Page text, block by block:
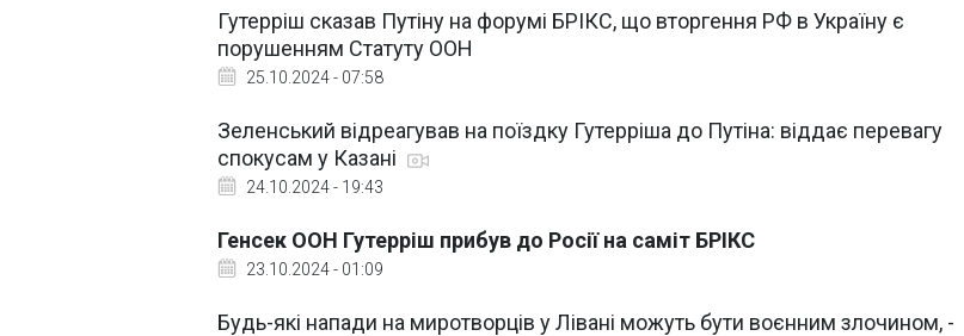
Гутерріш сказав Путіну на форумі БРІКС, що вторгення РФ в Україну є
порушенням Статуту ООН
25.10.2024 - 07:58
Зеленський відреагував на поїздку Гутерріша до Путіна: віддає перевагу
спокусам у Казані
24.10.2024 - 19:43
Генсек ООН Гутерріш прибув до Росії на саміт БРІКС
23.10.2024 - 01:09
Будь-які напади на миротворців у Лівані можуть бути воєнним злочином, -